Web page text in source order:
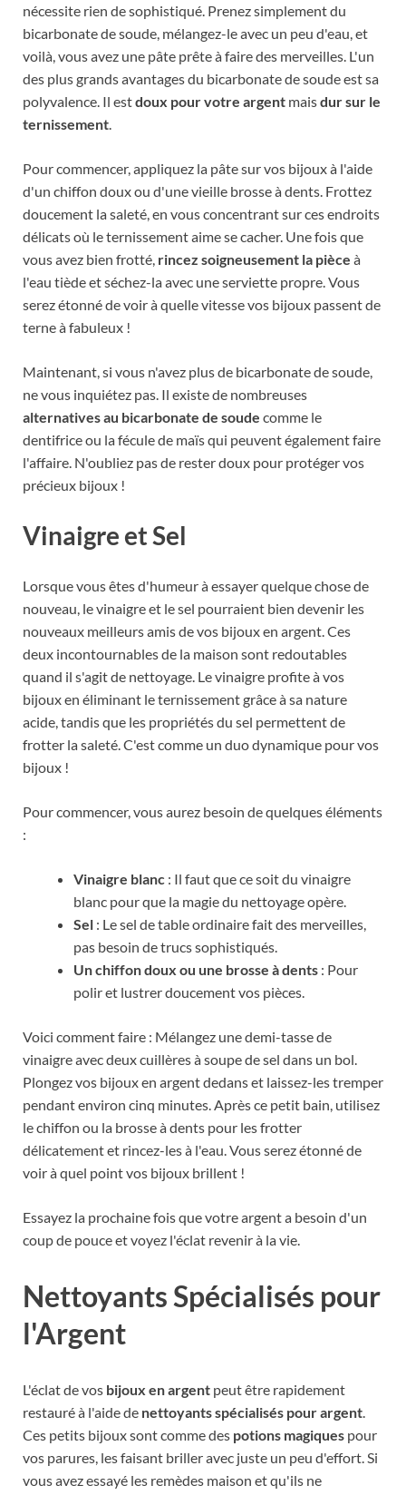
nécessite rien de sophistiqué. Prenez simplement du
bicarbonate de soude, mélangez-le avec un peu d'eau, et
voilà, vous avez une pâte prête à faire des merveilles. L'un
des plus grands avantages du bicarbonate de soude est sa
polyvalence. Il estdoux pour votre argent maisdur sur le
ternissement.
Pour commencer, appliquez la pâte sur vos bijoux à l'aide
d'un chiffon doux ou d'une vieille brosse à dents. Frottez
doucement la saleté, en vous concentrant sur ces endroits
délicats où le ternissement aime se cacher. Une fois que
vous avez bien frotté, rincez soigneusement la pièce à
l'eau tiède et séchez-la avec une serviette propre. Vous
serez étonné de voir à quelle vitesse vos bijoux passent de
terne à fabuleux !
Maintenant, si vous n'avez plus de bicarbonate de soude,
ne vous inquiétez pas. Il existe de nombreuses
alternatives au bicarbonate de soude comme le
dentifrice ou la fécule de maïs qui peuvent également faire
l'affaire. N'oubliez pas de rester doux pour protéger vos
précieux bijoux !
Vinaigre et Sel
Lorsque vous êtes d'humeur à essayer quelque chose de
nouveau, le vinaigre et le sel pourraient bien devenir les
nouveaux meilleurs amis de vos bijoux en argent. Ces
deux incontournables de la maison sont redoutables
quand il s'agit de nettoyage. Le vinaigre profite à vos
bijoux en éliminant le ternissement grâce à sa nature
acide, tandis que les propriétés du sel permettent de
frotter la saleté. C'est comme un duo dynamique pour vos
bijoux !
Pour commencer, vous aurez besoin de quelques éléments
:
Vinaigre blanc : Il faut que ce soit du vinaigre
blanc pour que la magie du nettoyage opère.
Sel : Le sel de table ordinaire fait des merveilles,
pas besoin de trucs sophistiqués.
Un chiffon doux ou une brosse à dents : Pour
polir et lustrer doucement vos pièces.
Voici comment faire : Mélangez une demi-tasse de
vinaigre avec deux cuillères à soupe de sel dans un bol.
Plongez vos bijoux en argent dedans et laissez-les tremper
pendant environ cinq minutes. Après ce petit bain, utilisez
le chiffon ou la brosse à dents pour les frotter
délicatement et rincez-les à l'eau. Vous serez étonné de
voir à quel point vos bijoux brillent !
Essayez la prochaine fois que votre argent a besoin d'un
coup de pouce et voyez l'éclat revenir à la vie.
Nettoyants Spécialisés pour
l'Argent
L'éclat de vos bijoux en argent peut être rapidement
restauré à l'aide de nettoyants spécialisés pour argent.
Ces petits bijoux sont comme des potions magiques pour
vos parures, les faisant briller avec juste un peu d'effort. Si
vous avez essayé les remèdes maison et qu'ils ne